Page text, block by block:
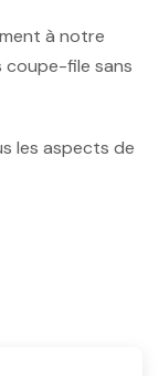
à notre
coupe-file sans
les aspects de